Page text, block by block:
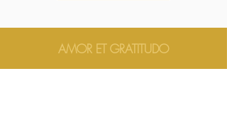
AMOR ET GRATITUDO